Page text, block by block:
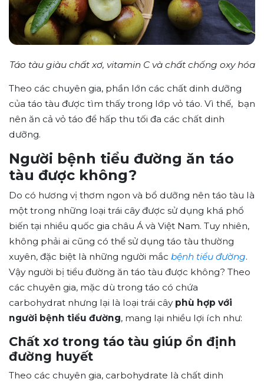
Táo tàu giàu chất xơ, vitamin C và chất chống oxy hóa
Theo các chuyên gia, phần lớn các chất dinh dưỡng
của táo tàu được tìm thấy trong lớp vỏ táo. Vì thế, bạn
nên ăn cả vỏ táo để hấp thu tối đa các chất dinh
dưỡng.
Người bệnh tiểu đường ăn táo
tàu được không?
Do có hương vị thơm ngon và bổ dưỡng nên táo tàu là
một trong những loại trái cây được sử dụng khá phổ
biến tại nhiều quốc gia châu Á và Việt Nam. Tuy nhiên,
không phải ai cũng có thể sử dụng táo tàu thường
xuyên, đặc biệt là những người mắc bệnh tiểu đường.
Vậy người bị tiểu đường ăn táo tàu được không? Theo
các chuyên gia, mặc dù trong táo có chứa
carbohydrat nhưng lại là loại trái cây phù hợp với
người bệnh tiểu đường, mang lại nhiều lợi ích như:
Chất xơ trong táo tàu giúp ổn định
đường huyết
Theo các chuyên gia, carbohydrate là chất dinh